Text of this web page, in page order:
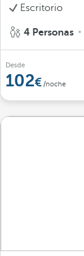
Escritorio
4 Personas
Desde
102 /noche